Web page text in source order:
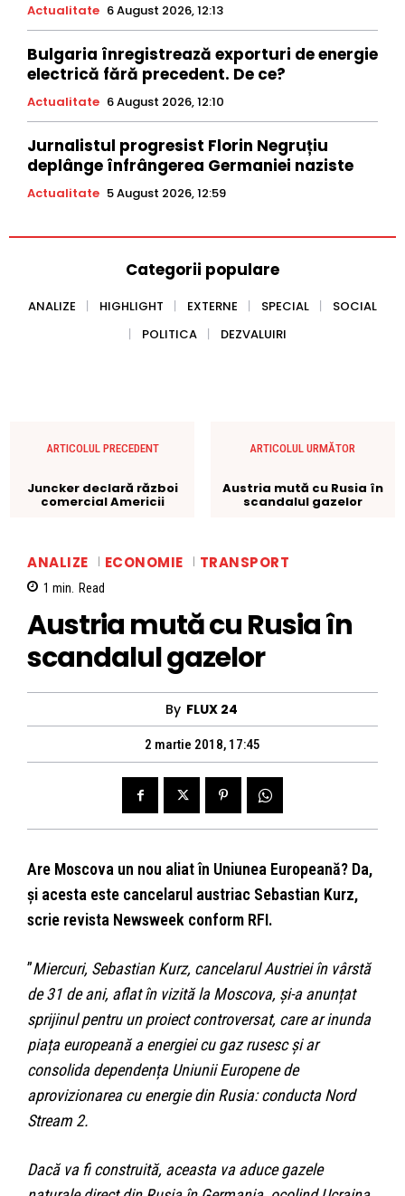
Actualitate 6 August 2026, 12:13
Bulgaria înregistrează exporturi de energie
electrică fără precedent. De ce?
Actualitate 6 August 2026, 12:10
Jurnalistul progresist Florin Negruțiu
deplânge înfrângerea Germaniei naziste
Actualitate 5 August 2026, 12:59
Categorii populare
ANALIZE HIGHLIGHT EXTERNE SPECIAL
SOCIAL
POLITICA
DEZVALUIRI
ARTICOLUL PRECEDENT
Juncker declară război
comercial Americii
ARTICOLUL URMĂTOR
Austria mută cu Rusia în
scandalul gazelor